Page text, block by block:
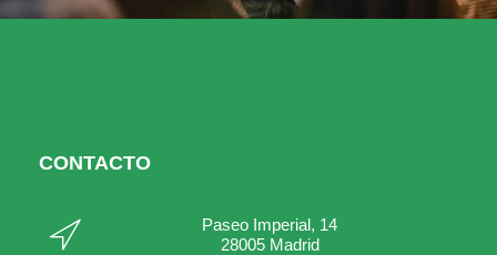
CONTACTO
Paseo Imperial, 14
28005 Madrid